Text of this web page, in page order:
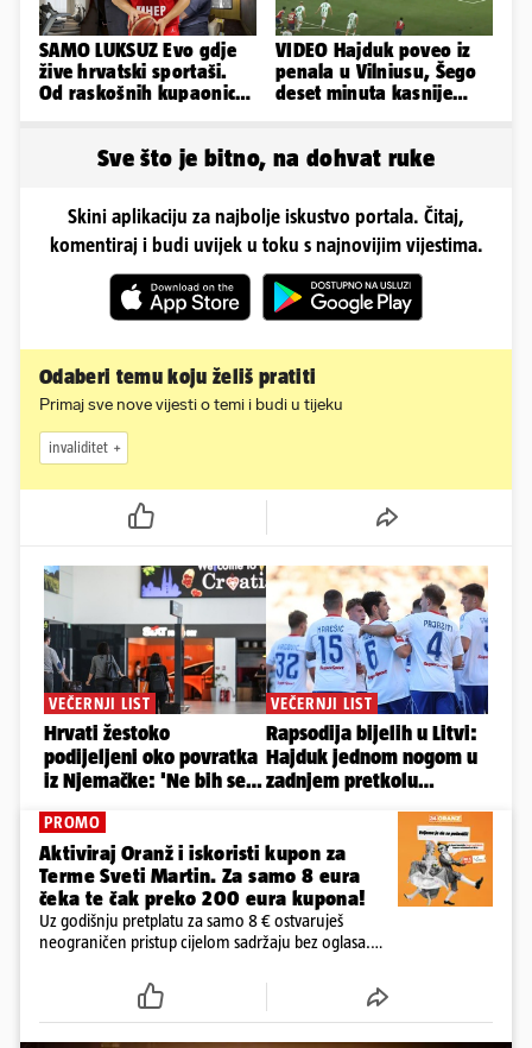
SAMO LUKSUZ Evo gdje
žive hrvatski sportaši.
Od raskošnih kupaonica
VIDEO Hajduk poveo iz
penala u Vilniusu, Šego
deset minuta kasnije
Sve što je bitno, na dohvat ruke
Skini aplikaciju za najbolje iskustvo portala. Čitaj,
komentiraj i budi uvijek u toku s najnovijim vijestima.
Odaberi temu koju želiš pratiti
Primaj sve nove vijesti o temi i budi u tijeku
invaliditet
PROMO
Aktiviraj Oranž i iskoristi kupon za
Terme Sveti Martin. Za samo 8 eura
čeka te čak preko 200 eura kupona!
Uz godišnju pretplatu za samo 8 € ostvaruješ
neograničen pristup cijelom sadržaju bez oglasa.
dnevne e-novine 24sata i tjednika Express. Ali ni to